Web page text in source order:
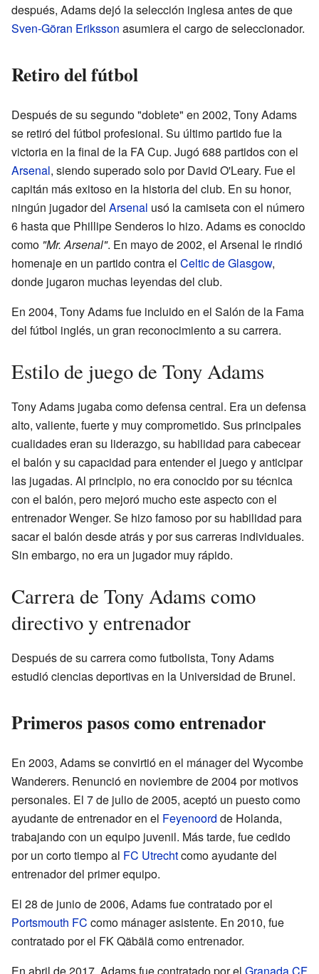
después, Adams dejó la selección inglesa antes de que
Sven-Göran Eriksson asumiera el cargo de seleccionador.
Retiro del fútbol
Después de su segundo "doblete" en 2002, Tony Adams
se retiró del fútbol profesional. Su último partido fue la
victoria en la final de la FA Cup. Jugó 688 partidos con el
Arsenal, siendo superado solo por David O'Leary. Fue el
capitán más exitoso en la historia del club. En su honor,
ningún jugador del Arsenal usó la camiseta con el número
6 hasta que Phillipe Senderos lo hizo. Adams es conocido
como "Mr. Arsenal". En mayo de 2002, el Arsenal le rindió
homenaje en un partido contra el Celtic de Glasgow,
donde jugaron muchas leyendas del club.
En 2004, Tony Adams fue incluido en el Salón de la Fama
del fútbol inglés, un gran reconocimiento a su carrera.
Estilo de juego de Tony Adams
Tony Adams jugaba como defensa central. Era un defensa
alto, valiente, fuerte y muy comprometido. Sus principales
cualidades eran su liderazgo, su habilidad para cabecear
el balón y su capacidad para entender el juego y anticipar
las jugadas. Al principio, no era conocido por su técnica
con el balón, pero mejoró mucho este aspecto con el
entrenador Wenger. Se hizo famoso por su habilidad para
sacar el balón desde atrás y por sus carreras individuales.
Sin embargo, no era un jugador muy rápido.
Carrera de Tony Adams como
directivo y entrenador
Después de su carrera como futbolista, Tony Adams
estudió ciencias deportivas en la Universidad de Brunel.
Primeros pasos como entrenador
En 2003, Adams se convirtió en el mánager del Wycombe
Wanderers. Renunció en noviembre de 2004 por motivos
personales. El 7 de julio de 2005, aceptó un puesto como
ayudante de entrenador en el Feyenoord de Holanda,
trabajando con un equipo juvenil. Más tarde, fue cedido
por un corto tiempo al FC Utrechtcomo ayudante del
entrenador del primer equipo.
El 28 de junio de 2006, Adams fue contratado por el
Portsmouth FC como mánager asistente. En 2010, fue
contratado por el FK Qäbälä como entrenador.
En abril de 2017, Adams fue contratado por el Granada CF